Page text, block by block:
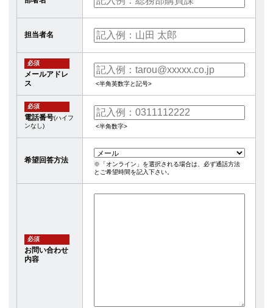
担当者名
必須
メールアドレ
ス
<半角英数字と記号>
必須
電話番号(ハイフ
ンなし)
<半角数字>
希望回答方法
※「オンライン」を選択される場合は、必ず通話方法
とご希望時間を記入下さい。
必須
お問い合わせ
内容